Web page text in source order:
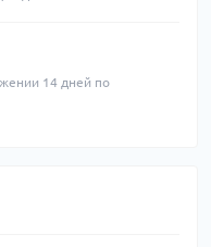
14 дней по